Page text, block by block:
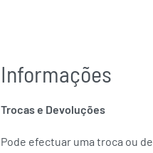
Informações
Trocas e Devoluções
Pode efectuar uma troca ou